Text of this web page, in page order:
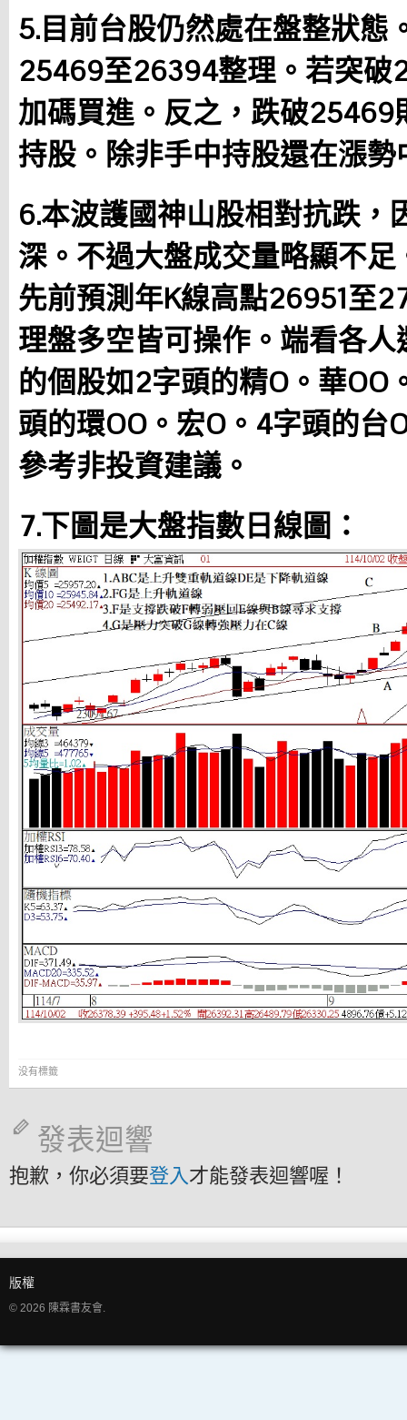
5.目前台股仍然處在盤整狀態
25469至26394整理。若突破
加碼買進。反之，跌破25469
持股。除非手中持股還在漲
6.本波護國神山股相對抗跌，
深。不過大盤成交量略顯不
先前預測年K線高點26951至
理盤多空皆可操作。端看各
的個股如2字頭的精O。華OO
頭的環OO。宏O。4字頭的台
參考非投資建議。
7.下圖是大盤指數日線圖：
没有標籤
發表迴響
抱歉，你必須要登入才能發表迴響喔！
版權
© 2026 陳霖書友會.